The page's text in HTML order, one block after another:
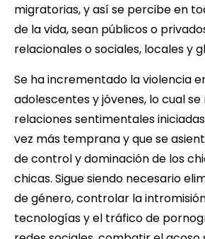
migratorias, y así se percibe en
de la vida, sean públicos o
relacionales o sociales, locales y
Se ha incrementado la violencia
adolescentes y jóvenes, lo cual
relaciones sentimentales
vez más temprana y que se
de control y dominación de los
chicas. Sigue siendo necesario
de género, controlar la
tecnologías y el tráfico de